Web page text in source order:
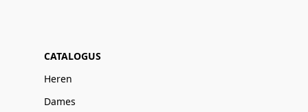
CATALOGUS
Heren
Dames